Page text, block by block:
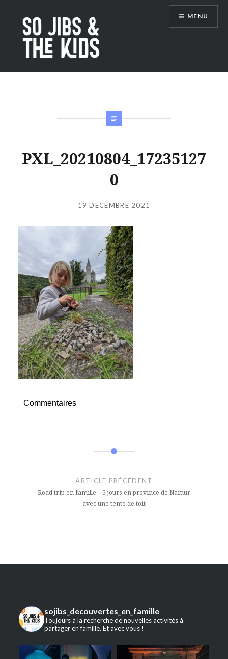
contenu
principal
So Jibs & the Kids
MENU
PXL_20210804_17235127
0
Publié
JIBS
le19 DÉCEMBRE 2021
Commentaires
l’article
ARTICLE PRÉCÉDENT
Road trip en famille – 5 jours en province de Namur
avec une tente de toit
sojibs_decouvertes_en_famille
Toujours à la recherche de nouvelles activités à
partager en famille. Et avec vous !